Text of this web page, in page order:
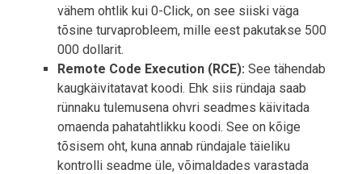
vähem ohtlik kui 0-Click, on see siiski väga
tõsine turvaprobleem, mille eest pakutakse 500
000 dollarit.
Remote Code Execution (RCE): See tähendab
kaugkäivitatavat koodi. Ehk siis ründaja saab
rünnaku tulemusena ohvri seadmes käivitada
omaenda pahatahtlikku koodi. See on kõige
tõsisem oht, kuna annab ründajale täieliku
kontrolli seadme üle, võimaldades varastada